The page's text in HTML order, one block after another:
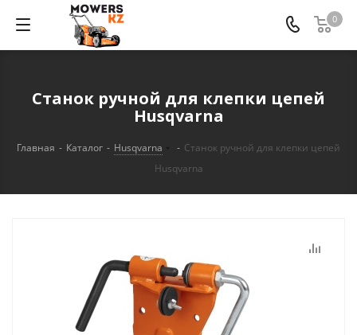
0
Станок ручной для клепки цепей
Husqvarna
Главная - Каталог - Husqvarna - Станок ручной для клепки цепей
Husqvarna